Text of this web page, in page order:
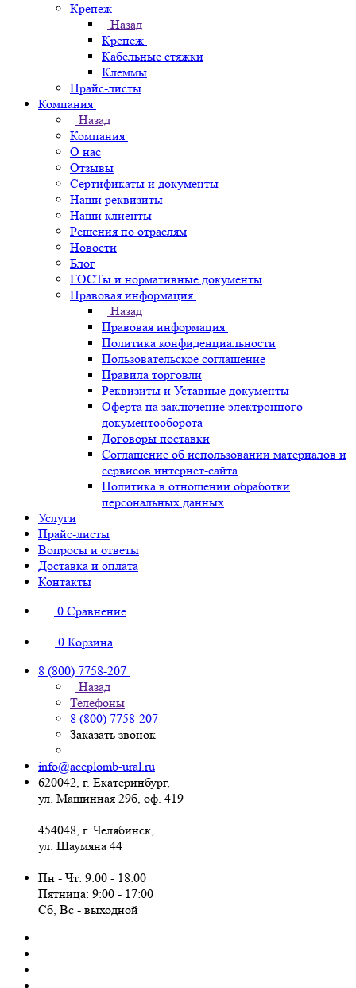
Крепеж
Назад
Крепеж
Кабельные стяжки
Клеммы
Прайс-листы
Компания
Назад
Компания
О нас
Отзывы
Сертификаты и документы
Наши реквизиты
Наши клиенты
Решения по отраслям
Новости
Блог
ГОСТы и нормативные документы
Правовая информация
Назад
Правовая информация
Политика конфиденциальности
Пользовательское соглашение
Правила торговли
Реквизиты и Уставные документы
Оферта на заключение электронного
документооборота
Договоры поставки
Соглашение об использовании материалов и
сервисов интернет-сайта
Политика в отношении обработки
персональных данных
Услуги
Прайс-листы
Вопросы и ответы
Доставка и оплата
Контакты
0 Сравнение
0 Корзина
8 (800) 7758-207
Назад
Телефоны
8 (800) 7758-207
Заказать звонок
info@aceplomb-ural.ru
620042, г. Екатеринбург,
ул. Машинная 29б, оф. 419
454048, г. Челябинск,
ул. Шаумяна 44
Пн - Чт: 9:00 - 18:00
Пятница: 9:00 - 17:00
Сб, Вc - выходной